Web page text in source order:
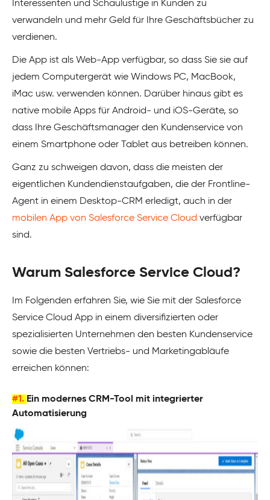
Interessenten und Schaulustige in Kunden zu
verwandeln und mehr Geld für Ihre Geschäftsbücher zu
verdienen.
Die App ist als Web-App verfügbar, so dass Sie sie auf
jedem Computergerät wie Windows PC, MacBook,
iMac usw. verwenden können. Darüber hinaus gibt es
native mobile Apps für Android- und iOS-Geräte, so
dass Ihre Geschäftsmanager den Kundenservice von
einem Smartphone oder Tablet aus betreiben können.
Ganz zu schweigen davon, dass die meisten der
eigentlichen Kundendienstaufgaben, die der Frontline-
Agent in einem Desktop-CRM erledigt, auch in der
mobilen App von Salesforce Service Cloud verfügbar
sind.
Warum Salesforce Service Cloud?
Im Folgenden erfahren Sie, wie Sie mit der Salesforce
Service Cloud App in einem diversifizierten oder
spezialisierten Unternehmen den besten Kundenservice
sowie die besten Vertriebs- und Marketingabläufe
erreichen können:
#1. Ein modernes CRM-Tool mit integrierter
Automatisierung